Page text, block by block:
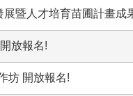
暨人才培育苗圃計畫成
放報名!
坊 開放報名!